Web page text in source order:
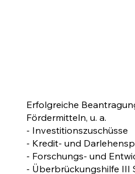
Erfolgreiche
Fördermitteln, u. a.
- Investitionszuschüsse
- Kredit- und
- Forschungs- und
- Überbrückungshilfe III